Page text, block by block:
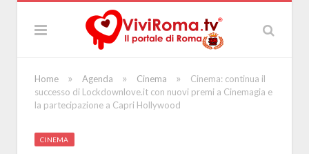
Home » Agenda » Cinema »
Cinema: continua il
successo di Lockdownlove.it con nuovi premi a Cinemagia e
la partecipazione a Capri Hollywood
CINEMA